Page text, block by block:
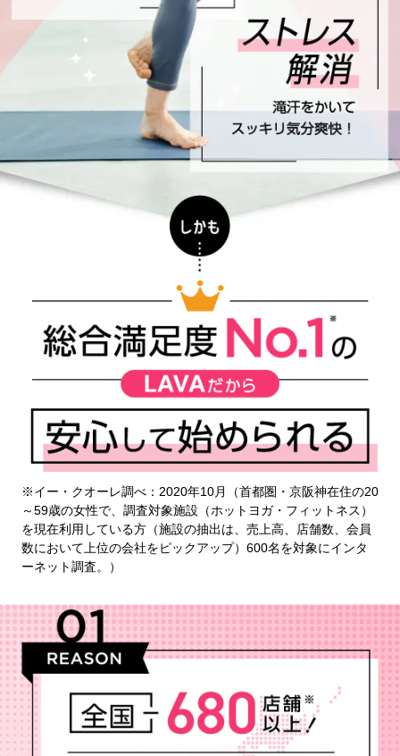
※イー・クオーレ調べ：2020年10月（首都圏・京阪神在住の20
～59歳の女性で、調査対象施設（ホットヨガ・フィットネス）
を現在利用している方（施設の抽出は、売上高、店舗数、会員
数において上位の会社をピックアップ）600名を対象にインタ
ーネット調査。）